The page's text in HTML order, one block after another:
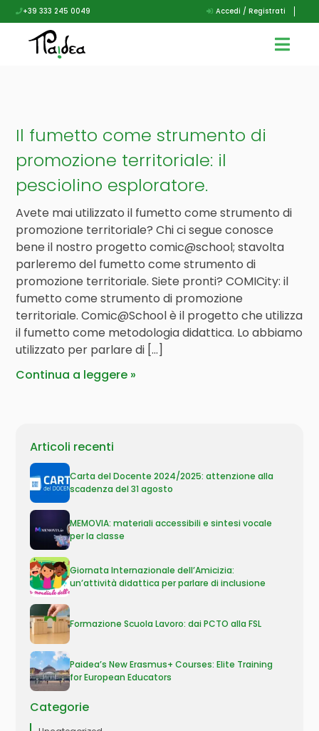
+39 333 245 0049 Accedi / Registrati
Il fumetto come strumento di
promozione territoriale: il
pesciolino esploratore.
Avete mai utilizzato il fumetto come strumento di
promozione territoriale? Chi ci segue conosce
bene il nostro progetto comic@school; stavolta
parleremo del fumetto come strumento di
promozione territoriale. Siete pronti? COMICity: il
fumetto come strumento di promozione
territoriale. Comic@School è il progetto che utilizza
il fumetto come metodologia didattica. Lo abbiamo
utilizzato per parlare di […]
Continua a leggere
Articoli recenti
Carta del Docente 2024/2025: attenzione alla
scadenza del 31 agosto
MEMOVIA: materiali accessibili e sintesi vocale
per la classe
Giornata Internazionale dell’Amicizia:
un’attività didattica per parlare di inclusione
Formazione Scuola Lavoro: dai PCTO alla FSL
Paidea’s New Erasmus+ Courses: Elite Training
for European Educators
Categorie